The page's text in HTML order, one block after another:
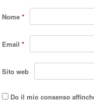
Nome*
Email*
Sito web
Do il mio consenso